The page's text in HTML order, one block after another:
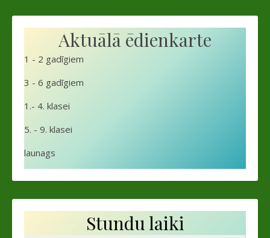
Aktuālā ēdienkarte
1 - 2 gadīgiem
3 - 6 gadīgiem
1.- 4. klasei
5. - 9. klasei
launags
Stundu laiki